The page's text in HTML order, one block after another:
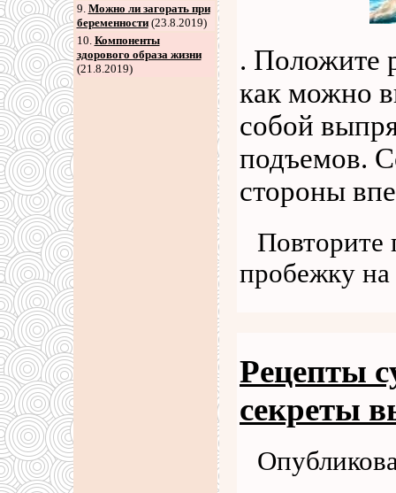
9. Можно ли загорать при
беременности(23.8.2019)
10. Компоненты
здорового образа жизни
(21.8.2019)
. Положите
как можно
собой
подъемов.
стороны
Повторите
пробежку
Рецепты
секреты